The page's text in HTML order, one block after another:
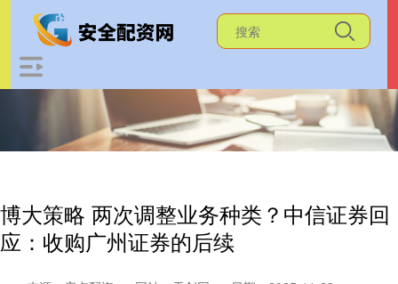
博大策略 两次调整业务种类？中信证券回
应：收购广州证券的后续